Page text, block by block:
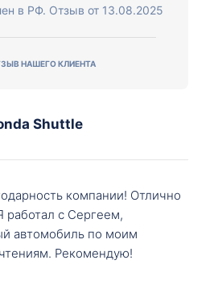
в РФ. Отзыв от 13.08.2025
НАШЕГО КЛИЕНТА
Shuttle
компании! Отлично
работал с Сергеем,
автомобиль по моим
Рекомендую!